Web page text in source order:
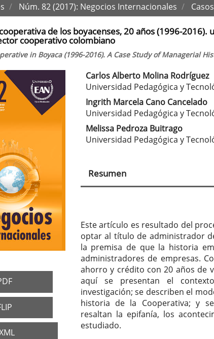
Núm. 82 (2017): Negocios Internacionales
de los boyacenses, 20 años (1996-2016).
cooperativo colombiano
in Boyaca (1996-2016). A Case Study of Managerial
Contenido
principal
del
artículo
Carlos Alberto Molina Rodríguez
Universidad Pedagógica y
Ingrith Marcela Cano Cancelado
Universidad Pedagógica y
Melissa Pedroza Buitrago
Universidad Pedagógica y
Resumen
Este artículo es resultado del
optar al título de administrador
la premisa de que la historia
administradores de empresas.
ahorro y crédito con 20 años de
aquí se presentan el
investigación; se describen el
historia de la Cooperativa; y
resaltan la epifanía, los
estudiado.